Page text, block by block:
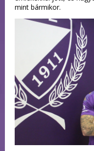
mint bármikor.